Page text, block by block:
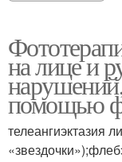
на лице и
помощью
телеангиэктазия